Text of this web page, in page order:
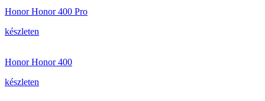
Honor Honor 400 Pro
készleten
Honor Honor 400
készleten